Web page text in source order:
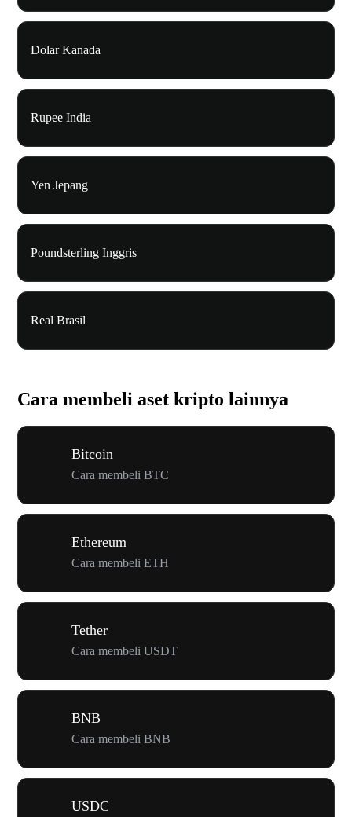
Dolar Kanada
Rupee India
Yen Jepang
Poundsterling Inggris
Real Brasil
Cara membeli aset kripto lainnya
Bitcoin
Cara membeli BTC
Ethereum
Cara membeli ETH
Tether
Cara membeli USDT
BNB
Cara membeli BNB
USDC